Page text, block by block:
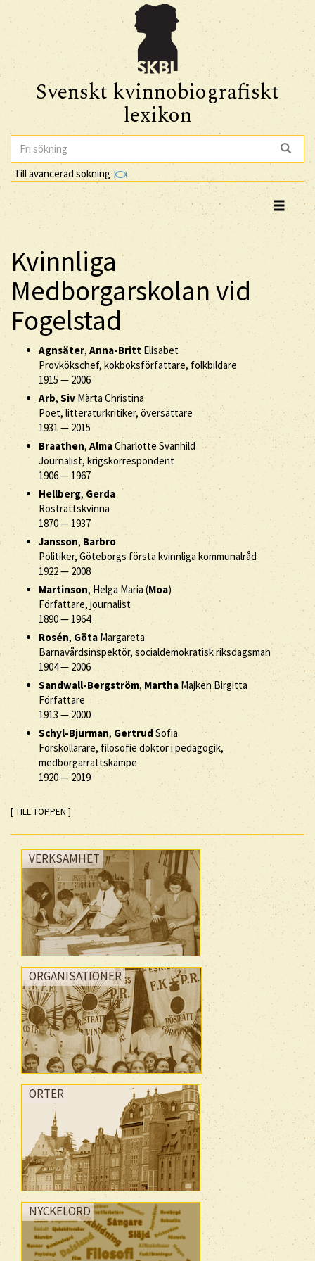
Svenskt kvinnobiografiskt
lexikon
Till avancerad sökning
Kvinnliga
Medborgarskolan vid
Fogelstad
Agnsäter, Anna-Britt Elisabet
Provkökschef, kokboksförfattare, folkbildare
1915 — 2006
Arb, Siv Märta Christina
Poet, litteraturkritiker, översättare
1931 — 2015
Braathen, AlmaCharlotte Svanhild
Journalist, krigskorrespondent
1906— 1967
Hellberg, Gerda
Rösträttskvinna
1870— 1937
Jansson, Barbro
Politiker, Göteborgs första kvinnliga kommunalråd
1922— 2008
Martinson, Helga Maria (Moa)
Författare, journalist
1890— 1964
Rosén, GötaMargareta
Barnavårdsinspektör, socialdemokratisk riksdagsman
1904—2006
Sandwall-Bergström, Martha Majken Birgitta
Författare
1913—2000
Schyl-Bjurman, Gertrud Sofia
Förskollärare, filosofie doktor i pedagogik,
medborgarrättskämpe
1920— 2019
[ TILL TOPPEN ]
VERKSAMHET
ORGANISATIONER
ORTER
NYCKELORD